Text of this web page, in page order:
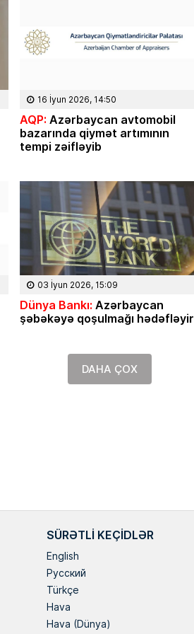
16 İyun 2026, 14:50
AQP: Azərbaycan avtomobil
bazarında qiymət artımının
tempi zəifləyib
03 İyun 2026, 15:09
Dünya Bankı: Azərbaycan
şəbəkəyə qoşulmağı hədəfləyir
DAHA ÇOX
SÜRƏTLI KEÇIDLƏR
English
Русский
Türkçe
Hava
Hava (Dünya)